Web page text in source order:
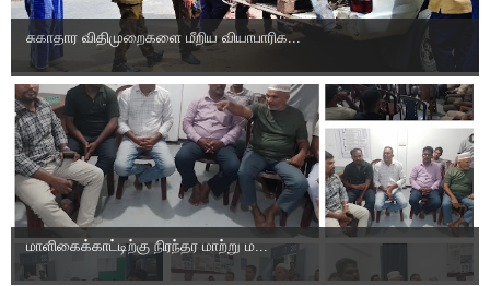
சுகாதார விதிமுறைகளை மீறிய வியாபாரிக...
மாளிகைக்காட்டிற்கு நிரந்தர மாற்று ம...